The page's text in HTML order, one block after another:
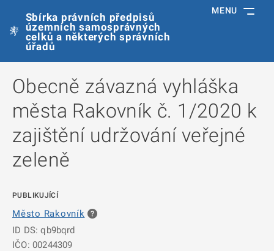
Sbírka právních předpisů
územních samosprávných
celků a některých správních
úřadů
MENU
Obecně závazná vyhláška
města Rakovník č. 1/2020 k
zajištění udržování veřejné
zeleně
PUBLIKUJÍCÍ
Město Rakovník
ID DS: qb9bqrd
IČO: 00244309